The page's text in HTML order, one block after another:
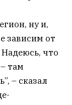
ну и,
зависим от
что
там
– сказал